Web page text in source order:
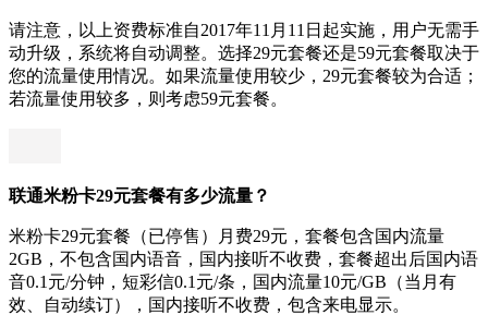
请注意，以上资费标准自2017年11月11日起实施，用户无需手
动升级，系统将自动调整。选择29元套餐还是59元套餐取决于
您的流量使用情况。如果流量使用较少，29元套餐较为合适；
若流量使用较多，则考虑59元套餐。
联通米粉卡29元套餐有多少流量？
米粉卡29元套餐（已停售）月费29元，套餐包含国内流量
2GB，不包含国内语音，国内接听不收费，套餐超出后国内语
音0.1元/分钟，短彩信0.1元/条，国内流量10元/GB（当月有
效、自动续订），国内接听不收费，包含来电显示。